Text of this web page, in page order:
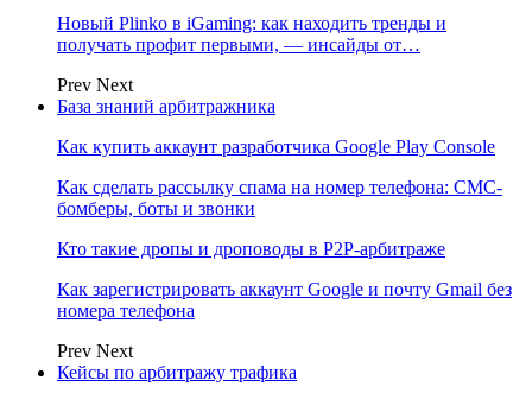
Новый Plinko в iGaming: как находить тренды и
получать профит первыми, — инсайды от…
Prev Next
База знаний арбитражника
Как купить аккаунт разработчика Google Play Console
Как сделать рассылку спама на номер телефона: СМС-
бомберы, боты и звонки
Кто такие дропы и дроповоды в P2P-арбитраже
Как зарегистрировать аккаунт Google и почту Gmail без
номера телефона
Prev Next
Кейсы по арбитражу трафика